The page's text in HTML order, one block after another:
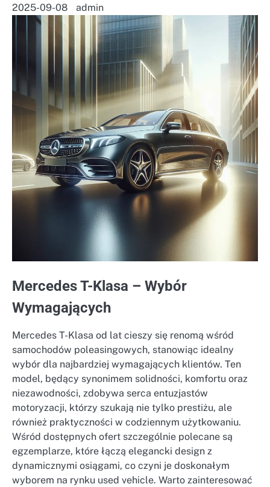
2025-09-08 admin
Mercedes T-Klasa – Wybór
Wymagających
Mercedes T-Klasa od lat cieszy się renomą wśród
samochodów poleasingowych, stanowiąc idealny
wybór dla najbardziej wymagających klientów. Ten
model, będący synonimem solidności, komfortu oraz
niezawodności, zdobywa serca entuzjastów
motoryzacji, którzy szukają nie tylko prestiżu, ale
również praktyczności w codziennym użytkowaniu.
Wśród dostępnych ofert szczególnie polecane są
egzemplarze, które łączą elegancki design z
dynamicznymi osiągami, co czyni je doskonałym
wyborem na rynku used vehicle. Warto zainteresować